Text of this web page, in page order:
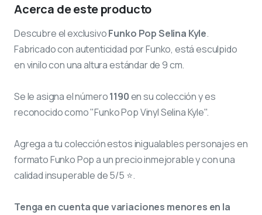
Acerca de este producto
Descubre el exclusivoFunko Pop Selina Kyle.
Fabricado con autenticidad por Funko, está esculpido
en vinilo con una altura estándar de 9 cm.
Se le asigna el número1190en su colección y es
reconocido como "Funko Pop Vinyl Selina Kyle".
Agrega a tu colección estos inigualables personajes en
formato Funko Pop a un precio inmejorable y con una
calidad insuperable de 5/5 ⭐.
Tenga en cuenta que variaciones menores en la